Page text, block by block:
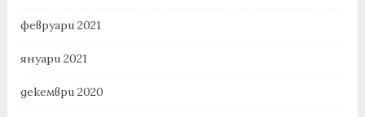
февруари 2021
януари 2021
декември 2020